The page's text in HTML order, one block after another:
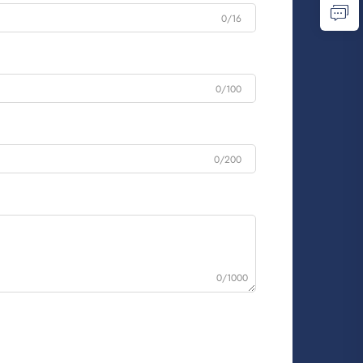
0/16
0/100
0/200
0/1000